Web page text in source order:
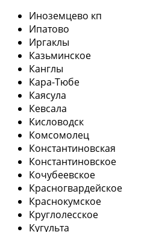
Иноземцево кп
Ипатово
Иргаклы
Казьминское
Канглы
Кара-Тюбе
Каясула
Кевсала
Кисловодск
Комсомолец
Константиновская
Константиновское
Кочубеевское
Красногвардейское
Краснокумское
Круглолесское
Кугульта